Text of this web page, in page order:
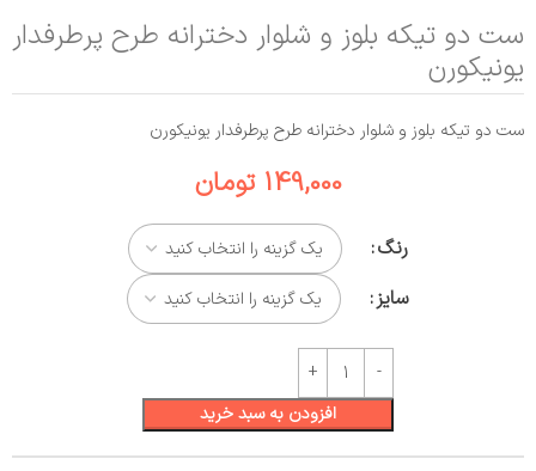
ست دو تیکه بلوز و شلوار دخترانه طرح پرطرفدار
یونیکورن
ست دو تیکه بلوز و شلوار دخترانه طرح پرطرفدار یونیکورن
149,000 تومان
رنگ
سایز
افزودن به سبد خرید